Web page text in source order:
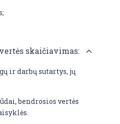
skaičiavimas:
ir darbų sutartys, jų
bendrosios vertės